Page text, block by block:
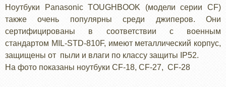
Ноутбуки Panasonic TOUGHBOOK (модели серии CF)
также очень популярны среди джиперов. Они
сертифицированы в соответствии с военным
стандартом MIL-STD-810F, имеют металлический корпус,
защищены от пыли и влаги по классу защиты IP52.
На фото показаны ноутбуки CF-18, CF-27, CF-28